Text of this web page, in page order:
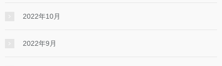
2022年10月
2022年9月